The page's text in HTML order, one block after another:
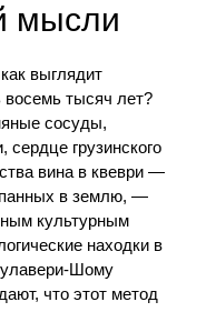
мысли
выглядит
восемь тысяч лет?
сосуды,
грузинского
вина в квеври —
в землю, —
культурным
находки в
Шому
что этот метод